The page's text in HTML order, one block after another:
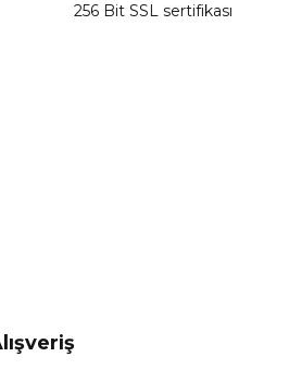
256 Bit SSL sertifikası